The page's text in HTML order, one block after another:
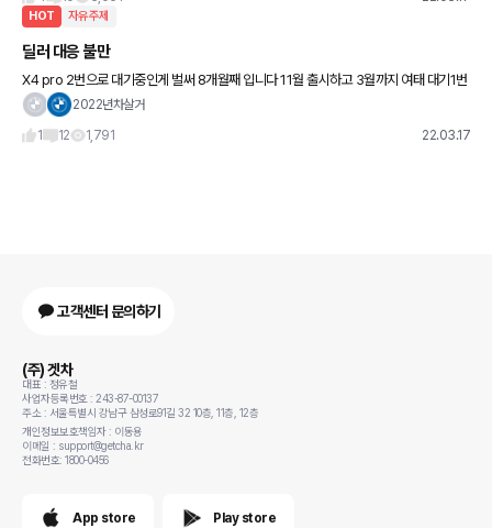
HOT 자유주제
딜러 대응 불만
X4 pro 2번으로 대기중인게 벌써 8개월째 입니다 11월 출시하고 3월까지 여태 대기1번
도 안줄었길래 아 차가 안들어왔구나 반도체 이슈가 크구나 생각했습니다. 근데 유튭 및
2022년차살거
1
12 1,791 22.03.17
고객센터 문의하기
(주) 겟차
대표 : 정유철
사업자등록번호 : 243-87-00137
주소 : 서울특별시 강남구 삼성로91길 32 10층, 11층, 12층
개인정보보호책임자 : 이동용
이메일 : support@getcha.kr
전화번호: 1800-0456
App store Play store